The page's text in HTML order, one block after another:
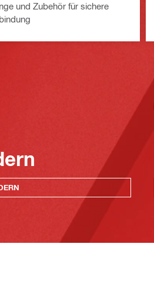
und Zubehör für sichere